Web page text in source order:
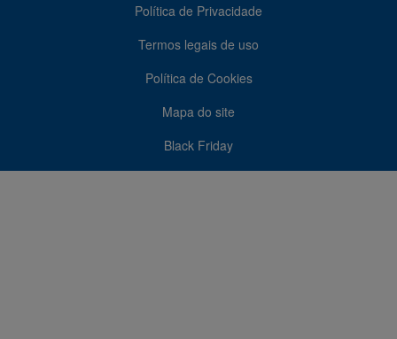
Política de Privacidade
Termos legais de uso
Política de Cookies
Mapa do site
Black Friday